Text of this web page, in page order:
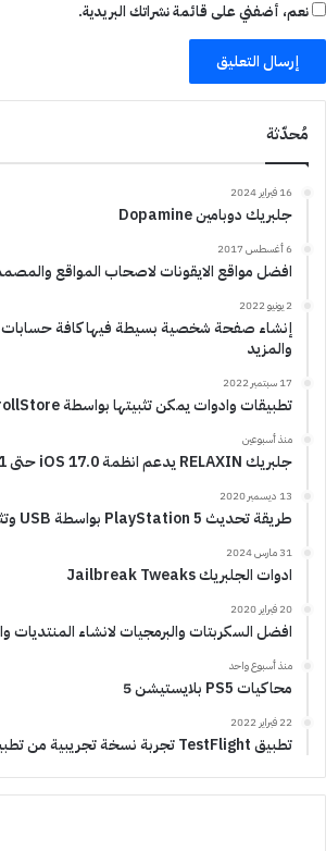
نعم، أضفني على قائمة نشراتك البريدية.
مُحدّثة
16 فبراير 2024
جلبريك دوبامين Dopamine
6 أغسطس 2017
افضل مواقع الايقونات لاصحاب المواقع
2 يونيو 2022
إنشاء صفحة شخصية بسيطة فيها كافة حسابات
والمزيد
17 سبتمبر 2022
تطبيقات وادوات يمكن تثبيتها بواسطة TrollStore
منذ أسبوعين
جلبريك RELAXIN يدعم انظمة iOS 17.0 حتى iOS 17.3.1
13 ديسمبر 2020
طريقة تحديث PlayStation 5 بواسطة USB وتثبيت النظام من جديد
31 مارس 2024
ادوات الجلبريك Jailbreak Tweaks
20 فبراير 2020
افضل السكربتات والبرمجيات لانشاء المنتديات
منذ أسبوع واحد
محاكيات PS5 بلايستيشن 5
22 فبراير 2022
تطبيق TestFlight تجربة نسخة تجريبية من تطبيقات ابل